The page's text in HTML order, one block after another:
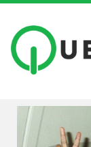
Filmy
recenzje
filmów